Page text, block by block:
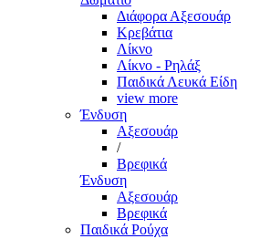
Διάφορα Αξεσουάρ
Κρεβάτια
Λίκνο
Λίκνο - Ρηλάξ
Παιδικά Λευκά Είδη
view more
Ένδυση
Αξεσουάρ
/
Βρεφικά
Ένδυση
Αξεσουάρ
Βρεφικά
Παιδικά Ρούχα